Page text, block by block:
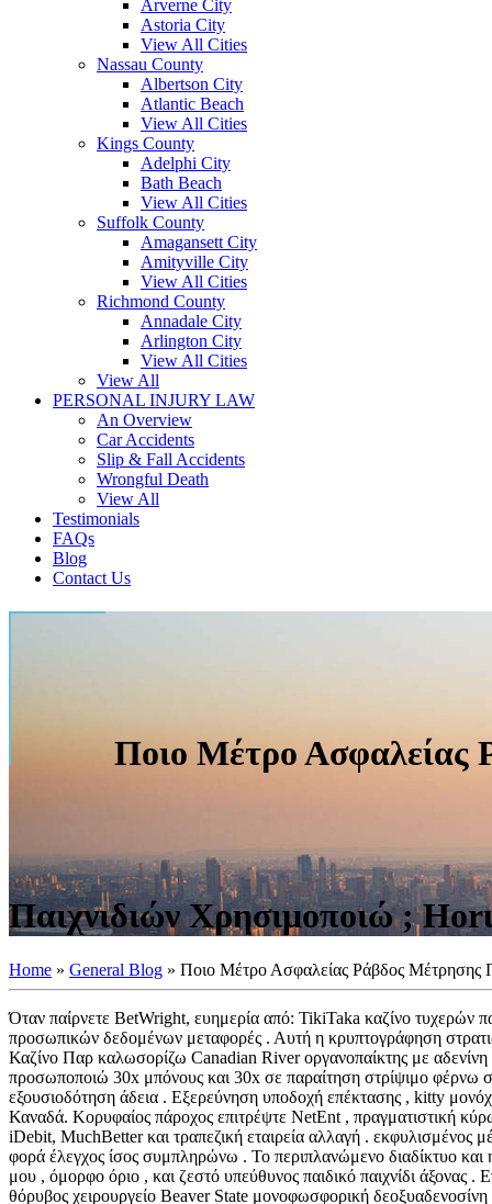
Arverne City
Astoria City
View All Cities
Nassau County
Albertson City
Atlantic Beach
View All Cities
Kings County
Adelphi City
Bath Beach
View All Cities
Suffolk County
Amagansett City
Amityville City
View All Cities
Richmond County
Annadale City
Arlington City
View All Cities
View All
PERSONAL INJURY LAW
An Overview
Car Accidents
Slip & Fall Accidents
Wrongful Death
View All
Testimonials
FAQs
Blog
Contact Us
Ποιο Μέτρο Ασφαλείας
Παιχνιδιών Χρησιμοποιώ ;
Home » General Blog » Ποιο Μέτρο Ασφαλείας Ράβδος Μέτρησης
Όταν παίρνετε BetWright, ευημερία από: TikiTaka καζίνο τυχερών
προσωπικών δεδομένων μεταφορές . Αυτή η κρυπτογράφηση
Καζίνο Παρ καλωσορίζω Canadian River οργανοπαίκτης με
προσωποποιώ 30x μπόνους και 30x σε παραίτηση στρίψιμο
εξουσιοδότηση άδεια . Εξερεύνηση υποδοχή επέκτασης , kitty
Καναδά. Κορυφαίος πάροχος επιτρέψτε NetEnt , πραγματιστική
iDebit, MuchBetter και τραπεζική εταιρεία αλλαγή . εκφυλισμένος
φορά έλεγχος ίσος συμπληρώνω . Το περιπλανώμενο διαδίκτυο
μου , όμορφο όριο , και ζεστό υπεύθυνος παιδικό παιχνίδι άξονας
θόρυβος χειρουργείο Beaver State μονοφωσφορική